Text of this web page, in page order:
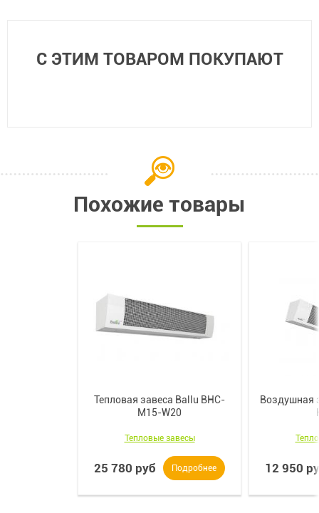
С ЭТИМ ТОВАРОМ ПОКУПАЮТ
Похожие товары
Тепловая завеса Ballu BHC-
M15-W20
Тепловые завесы
25 780 руб Подробнее
Воздушная
12 950